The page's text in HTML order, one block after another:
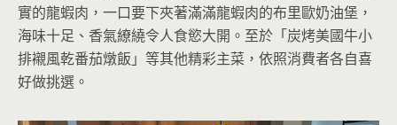
實的龍蝦肉，一口要下夾著滿滿龍蝦肉的布里歐奶油堡，
海味十足、香氣繚繞令人食慾大開。至於「炭烤美國牛小
排襯風乾番茄燉飯」等其他精彩主菜，依照消費者各自喜
好做挑選。